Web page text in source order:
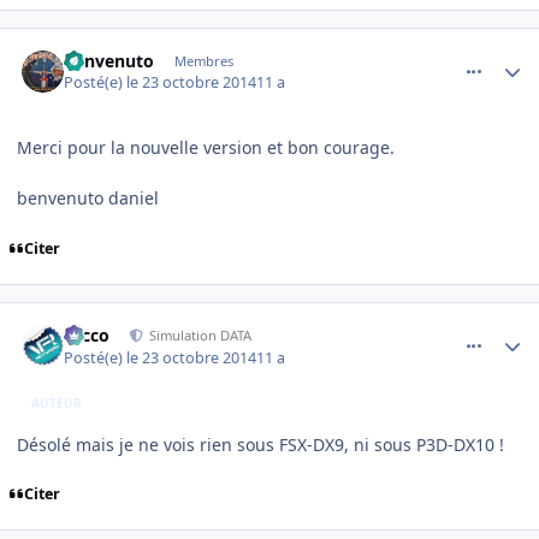
benvenuto Membres
Posté(e) le 23 octobre 201411 a
Merci pour la nouvelle version et bon courage.
benvenuto daniel
Citer
Nicco Simulation DATA
Posté(e) le 23 octobre 201411 a
AUTEUR
Désolé mais je ne vois rien sous FSX-DX9, ni sous P3D-DX10 !
Citer